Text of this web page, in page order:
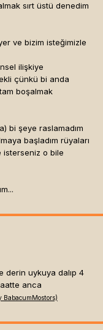
sırt üstü denedim
ve bizim isteğimizle
ilişkiye
çünkü bi anda
boşalmak
bi şeye raslamadım
başladım rüyaları
isterseniz o bile
derin uykuya dalıp 4
anca
BabacumMostors)